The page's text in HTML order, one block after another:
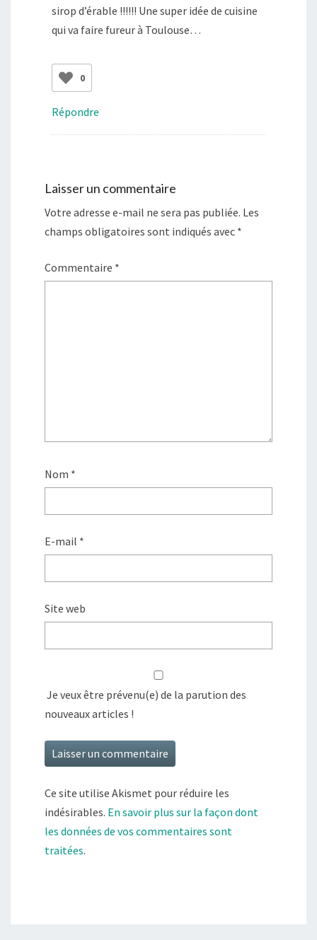
sirop d’érable !!!!!! Une super idée de cuisine
qui va faire fureur à Toulouse…
0
Répondre
Laisser un commentaire
Votre adresse e-mail ne sera pas publiée. Les
champs obligatoires sont indiqués avec *
Commentaire *
Nom *
E-mail *
Site web
Je veux être prévenu(e) de la parution des
nouveaux articles !
Ce site utilise Akismet pour réduire les
indésirables. En savoir plus sur la façon dont
les données de vos commentaires sont
traitées.